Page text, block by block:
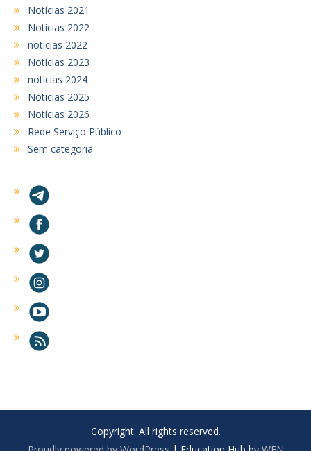
Notícias 2021
Notícias 2022
noticias 2022
Notícias 2023
notícias 2024
Noticias 2025
Notícias 2026
Rede Serviço Público
Sem categoria
Copyright. All rights reserved.